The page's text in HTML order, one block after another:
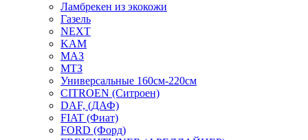
Ламбрекен из экокожи
Газель
NEXT
KAM
МАЗ
МТЗ
Универсальные 160см-220см
CITROEN (Ситроен)
DAF, (ДАФ)
FIAT (Фиат)
FORD (Форд)